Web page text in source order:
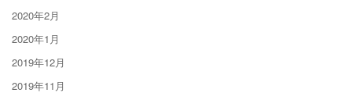
2020年2月
2020年1月
2019年12月
2019年11月